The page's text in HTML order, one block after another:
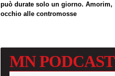
può durate solo un giorno. Amorim,
occhio alle contromosse
MNPODCAST